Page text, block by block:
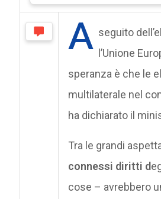
A seguito
l’Unione
speranza è che le
multilaterale nel
ha dichiarato il
Tra le grandi
connessi diritti d
cose – avrebbero